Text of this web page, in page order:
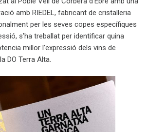
amb RIEDEL, fabricant de cristalleria
per les seves copes específiques
s’ha treballat per identificar quina
millor l’expressió dels vins de
DO Terra Alta.